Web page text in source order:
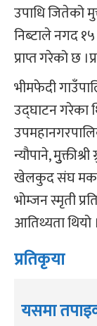
उपाधि जितेको
निब्टाले नगद
प्राप्त गरेको छ
भीमफेदी
उद्घाटन गरेका
न्यौपाने,
खेलकुद संघ
भोम्जन स्मृती
आतिथ्यता थियो ।
प्रतिकृया
यसमा